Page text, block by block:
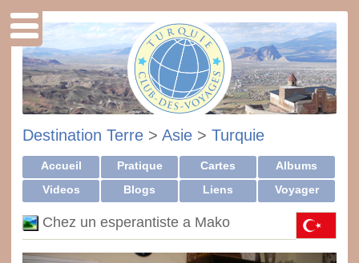
Destination Terre > Asie > Turquie
Accueil Pratique Cartes
Albums
Videos
Blogs Liens Voyager
Chez un esperantiste a Mako